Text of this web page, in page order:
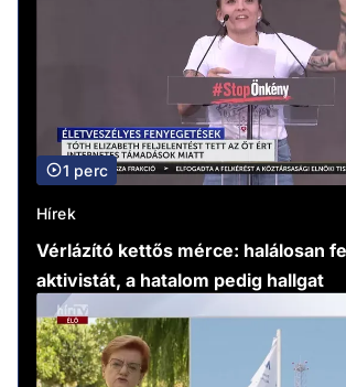
1 perc
Hírek
Vérlázító kettős mérce: halálosan
aktivistát, a hatalom pedig hallgat